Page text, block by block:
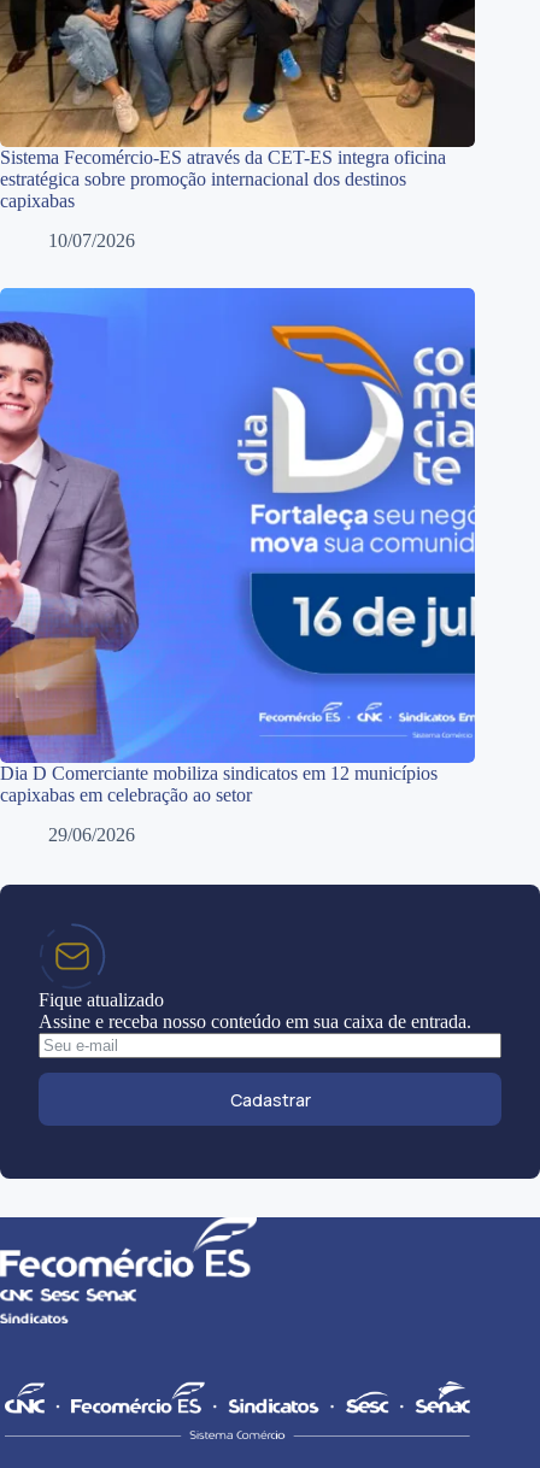
Sistema Fecomércio-ES através da CET-ES integra oficina
estratégica sobre promoção internacional dos destinos
capixabas
10/07/2026
Dia D Comerciante mobiliza sindicatos em 12 municípios
capixabas em celebração ao setor
29/06/2026
Fique atualizado
Assine e receba nosso conteúdo em sua caixa de entrada.
Cadastrar